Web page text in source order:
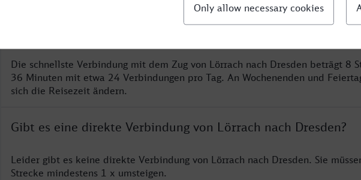
Die schnellste Verbindung mit dem Zug von Lörrach nach Dresden beträgt 8
36 Minuten mit etwa 24 Verbindungen pro Tag. An Wochenenden und
sich die Reisezeit ändern.
Gibt es eine direkte Verbindung von Lörrach nach Dresden?
Leider gibt es keine direkte Verbindung von Lörrach nach Dresden. Sie
Strecke mindestens 1 x umsteigen.